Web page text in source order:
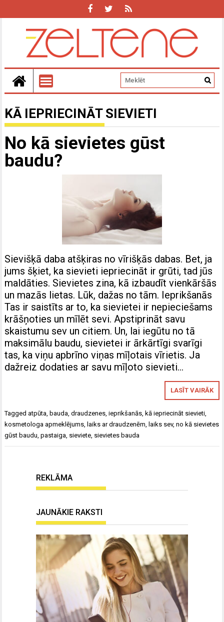
KĀ IEPRIECINĀT SIEVIETI
No kā sievietes gūst
baudu?
Sievišķā daba atšķiras no vīrišķās dabas. Bet, ja
jums šķiet, ka sievieti iepriecināt ir grūti, tad jūs
maldāties. Sievietes zina, kā izbaudīt vienkāršās
un mazās lietas. Lūk, dažas no tām. Ieprikšanās
Tas ir saistīts ar to, ka sievietei ir nepieciešams
krāšņoties un mīlēt sevi. Apstiprināt savu
skaistumu sev un citiem. Un, lai iegūtu no tā
maksimālu baudu, sievietei ir ārkārtīgi svarīgi
tas, ka viņu apbrīno viņas mīļotais vīrietis. Ja
dažreiz dodaties ar savu mīļoto sievieti…
LASĪT VAIRĀK
Taggedatpūta ,bauda ,draudzenes ,ieprikšanās ,kā iepriecināt sievieti
kosmetologa apmeklējums ,laiks ar draudzenēm ,laiks sev,no kā sievietes
gūst baudu ,pastaiga sieviete sievietes bauda
REKLĀMA
JAUNĀKIE RAKSTI